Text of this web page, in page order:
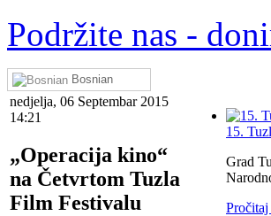
Podržite nas -
Bosnian
nedjelja, 06 Septembar 2015
14:21
„Operacija kino“
na Četvrtom Tuzla
Film Festivalu
15.
Grad
Pročitaj